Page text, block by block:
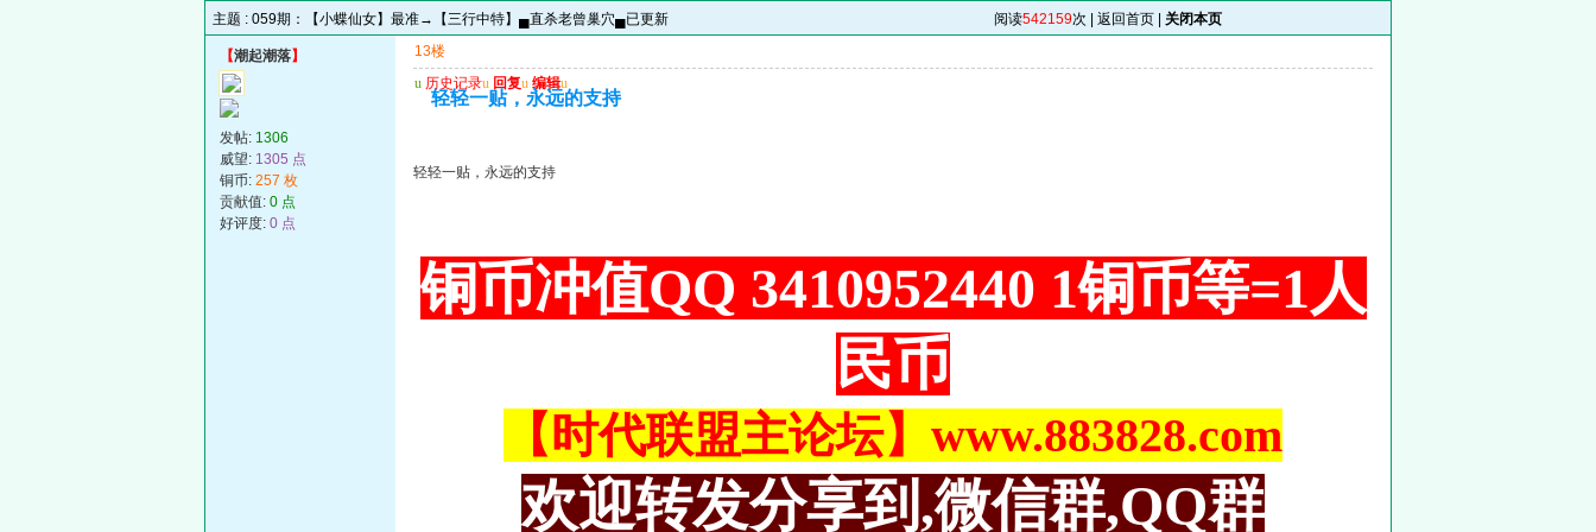
主题 : 059期：【小蝶仙女】最准→【三行中特】▄直杀老曾巢穴▄已更新 阅读542159次 | 返回首页 关闭本页
【潮起潮落】
发帖: 1306
威望: 1305 点
铜币: 257 枚
贡献值: 0 点
好评度: 0 点
13楼
u 历史记录u 回复u 编辑u
轻轻一贴，永远的支持
轻轻一贴，永远的支持
铜币冲值QQ 3410952440 1铜币等=1人
民币
【时代联盟主论坛】www.883828.com
欢迎转发分享到,微信群,QQ群